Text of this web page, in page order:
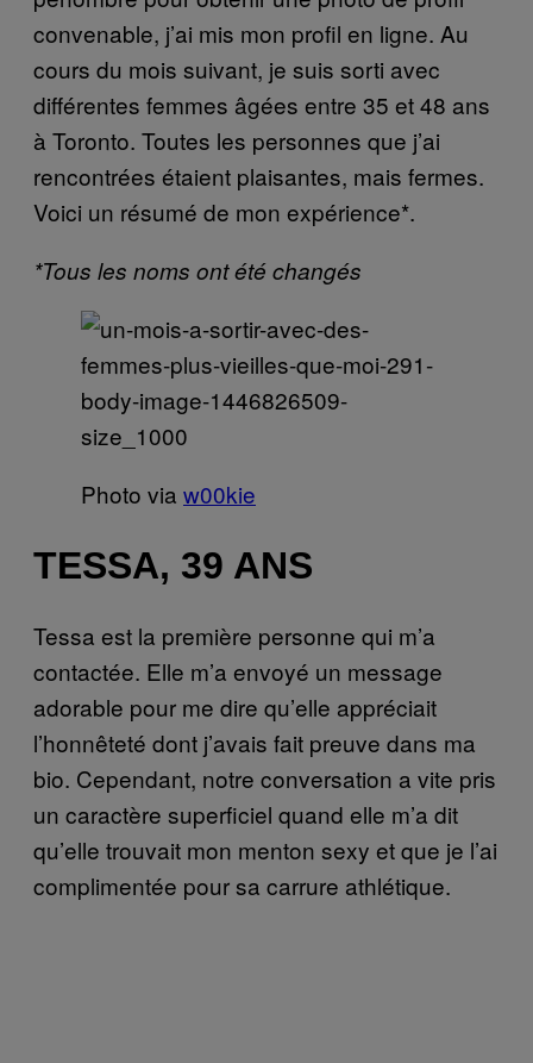
convenable, j’ai mis mon profil en ligne. Au
cours du mois suivant, je suis sorti avec
différentes femmes âgées entre 35 et 48 ans
à Toronto. Toutes les personnes que j’ai
rencontrées étaient plaisantes, mais fermes.
Voici un résumé de mon expérience*.
*Tous les noms ont été changés
Photo via w00kie
TESSA, 39 ANS
Tessa est la première personne qui m’a
contactée. Elle m’a envoyé un message
adorable pour me dire qu’elle appréciait
l’honnêteté dont j’avais fait preuve dans ma
bio. Cependant, notre conversation a vite pris
un caractère superficiel quand elle m’a dit
qu’elle trouvait mon menton sexy et que je l’ai
complimentée pour sa carrure athlétique.